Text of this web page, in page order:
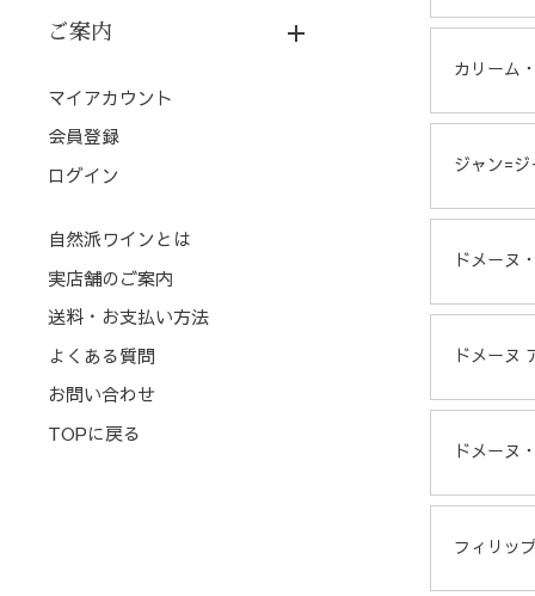
ご案内
マイアカウント
会員登録
ログイン
自然派ワインとは
実店舗のご案内
送料・お支払い方法
よくある質問
お問い合わせ
TOPに戻る
カリーム
ジャン=
ドメーヌ
ドメーヌ
ドメーヌ
フィリッ